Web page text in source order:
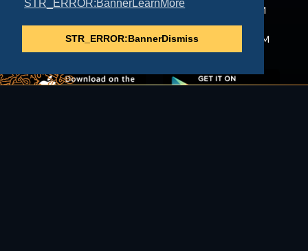
STR_ERROR:BannerLearnMore
STR_ERROR:BannerDismiss
напредујете кроз овај имагинарни
свет. Од сада игра Ренесансне
Краљевине је доступна и на вашим
паметним телефонима.